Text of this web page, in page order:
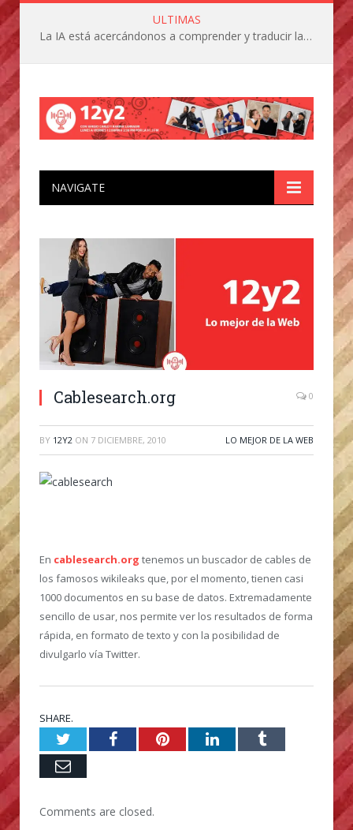
ULTIMAS
La IA está acercándonos a comprender y traducir las vocalizaciones y comportamientos de nuestras mascotas
NAVIGATE
Cablesearch.org 0
BY 12Y2 ON 7 DICIEMBRE, 2010 LO MEJOR DE LA WEB
En cablesearch.org tenemos un buscador de cables de
los famosos wikileaks que, por el momento, tienen casi
1000 documentos en su base de datos. Extremadamente
sencillo de usar, nos permite ver los resultados de forma
rápida, en formato de texto y con la posibilidad de
divulgarlo vía Twitter.
SHARE.
TwitterFacebookPinterestLinkedInTumblr
Email
Comments are closed.